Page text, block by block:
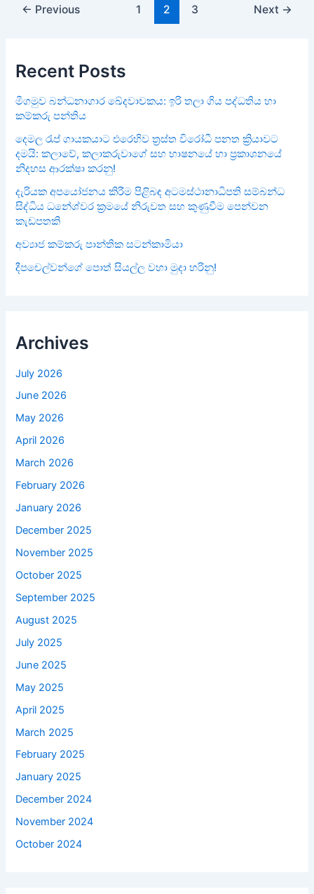
Post← Previous 1 2 3 Next →
Recent Posts
මීගමුව බන්ධනාගාර ඛේදවාචකය: ඉරි තලා ගිය පද්ධතිය හා
කම්කරු පන්තිය
දෙමල රැප් ගායකයාට එරෙහිව ත්‍රස්ත විරෝධී පනත ක්‍රියාවට
දමයි: කලාවේ, කලාකරුවාගේ සහ භාෂනයේ හා ප්‍රකාශනයේ
නිදහස ආරක්ෂා කරනු!
දැරියක අපයෝජනය කිරීම පිළිබඳ අටමස්ථානාධිපති සම්බන්ධ
සිද්ධිය ධනේශ්වර ක්‍රමයේ නිරුවත සහ කුණුවීම පෙන්වන
කැඩපතකි
අව්‍යාජ කම්කරු පාන්තික සටන්කාමියා
දීපචෙල්වන්ගේ පොත් සියල්ල වහා මුදා හරිනු!
Archives
July 2026
June 2026
May 2026
April 2026
March 2026
February 2026
January 2026
December 2025
November 2025
October 2025
September 2025
August 2025
July 2025
June 2025
May 2025
April 2025
March 2025
February 2025
January 2025
December 2024
November 2024
October 2024